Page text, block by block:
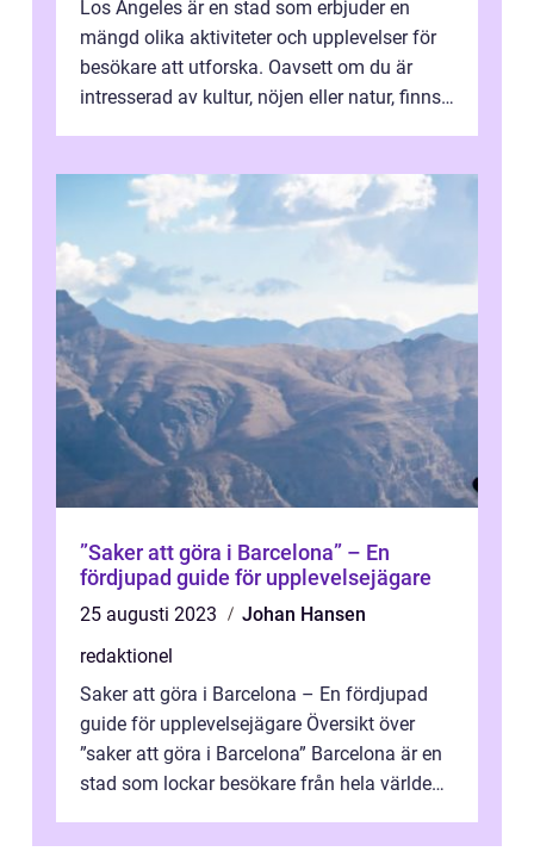
Los Angeles är en stad som erbjuder en
mängd olika aktiviteter och upplevelser för
besökare att utforska. Oavsett om du är
intresserad av kultur, nöjen eller natur, finns
”Saker att göra i Barcelona” – En
fördjupad guide för upplevelsejägare
25 augusti 2023
Johan Hansen
redaktionel
Saker att göra i Barcelona – En fördjupad
guide för upplevelsejägare Översikt över
”saker att göra i Barcelona” Barcelona är en
stad som lockar besökare från hela världen